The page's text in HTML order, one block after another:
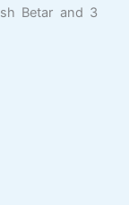
Betar and 3